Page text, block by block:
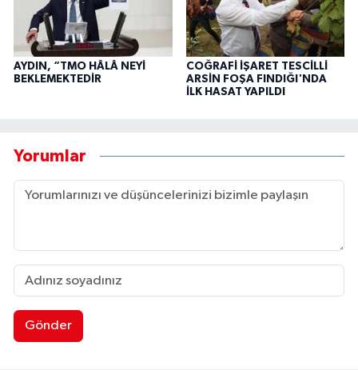
AYDIN, “TMO HÂLÂ NEYİ
BEKLEMEKTEDİR
COĞRAFİ İŞARET TESCİLLİ
ARSİN FOŞA FINDIĞI'NDA
İLK HASAT YAPILDI
Yorumlar
Gönder